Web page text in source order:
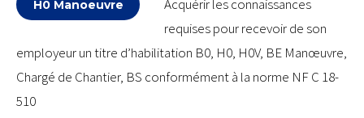
H0 Manoeuvre
Acquérir les connaissances
requises pour recevoir de son
employeur un titre d’habilitation B0, H0, H0V, BE Manœuvre,
Chargé de Chantier, BS conformément à la norme NF C 18-
510